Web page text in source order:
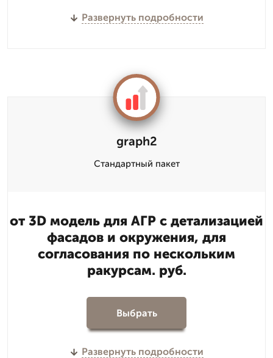
Развернуть подробности
graph2
Стандартный пакет
от 3D модель для АГР с детализацией
фасадов и окружения, для
согласования по нескольким
ракурсам. руб.
Выбрать
Развернуть подробности